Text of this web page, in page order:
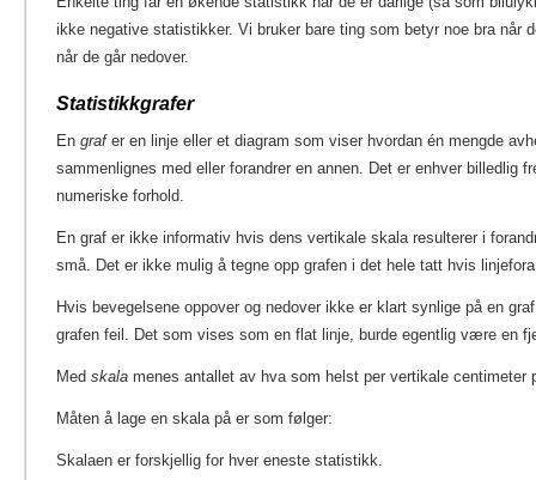
ikke negative statistikker. Vi bruker bare ting som betyr noe bra når
når de går nedover.
Statistikkgrafer
En grafer en linje eller et diagram som viser hvordan én mengde
sammenlignes med eller forandrer en annen. Det er enhver billedlig
numeriske forhold.
En graf er ikke informativ hvis dens vertikale skala resulterer i
små. Det er ikke mulig å tegne opp grafen i det hele tatt hvis
Hvis bevegelsene oppover og nedover ikke er klart synlige på en
grafen feil. Det som vises som en flat linje, burde egentlig være en
Med skala menes antallet av hva som helst per vertikale centimeter
Måten å lage en skala på er som følger:
Skalaen er forskjellig for hver eneste statistikk.